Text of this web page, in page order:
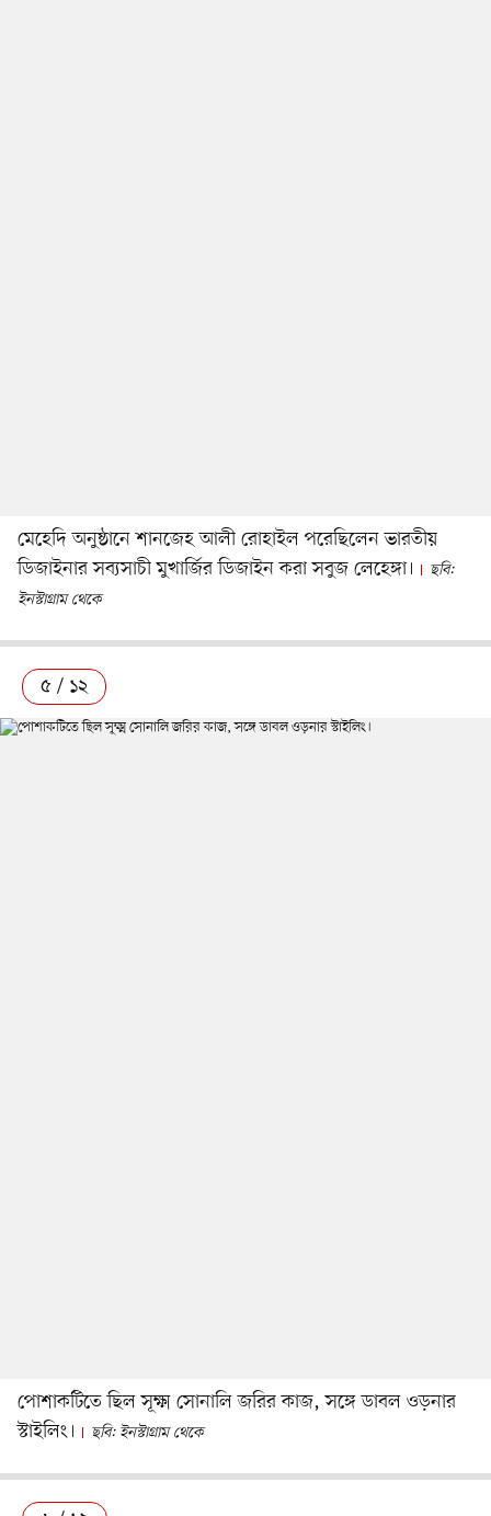
মেহেদি অনুষ্ঠানে শানজেহ আলী রোহাইল পরেছিলেন ভারতীয়
ডিজাইনার সব্যসাচী মুখার্জির ডিজাইন করা সবুজ লেহেঙ্গা।
ছবি:
ইনস্টাগ্রাম থেকে
৫ / ১২
পোশাকটিতে ছিল সূক্ষ্ম সোনালি জরির কাজ, সঙ্গে ডাবল ওড়নার
স্টাইলিং।
ছবি: ইনস্টাগ্রাম থেকে